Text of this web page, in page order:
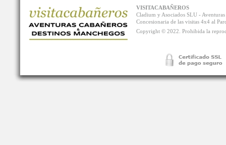
VISITACABAÑEROS
Cladium y Asociados SLU -
Concesionaria de las visitas 4x4 al
Copyright © 2022. Prohibida la